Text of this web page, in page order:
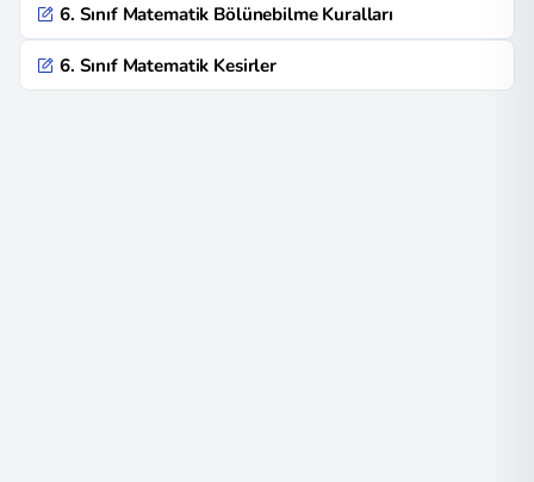
6. Sınıf Matematik Bölünebilme Kuralları
6. Sınıf Matematik Kesirler